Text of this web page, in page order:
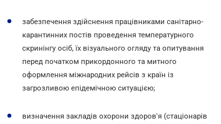
забезпечення здійснення працівниками санітарно-
карантинних постів проведення температурного
скринінгу осіб, їх візуального огляду та опитування
перед початком прикордонного та митного
оформлення міжнародних рейсів з країн із
загрозливою епідемічною ситуацією;
визначення закладів охорони здоров'я (стаціонарів